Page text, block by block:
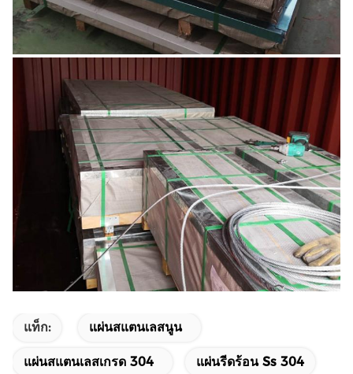
แท็ก: แผ่นสแตนเลสนูน
แผ่นสแตนเลสเกรด 304 แผ่นรีดร้อน Ss 304